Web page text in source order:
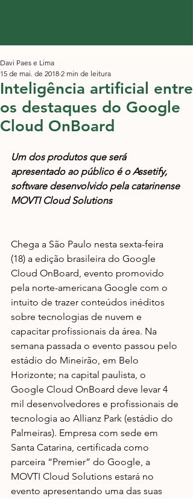
Inteligência artificial entre
os destaques do Google
Cloud OnBoard
Davi Paes e Lima
15 de mai. de 2018 2 min de leitura
Um dos produtos que será
apresentado ao público é o Assetify,
software desenvolvido pela catarinense
MOVTI Cloud Solutions
Chega a São Paulo nesta sexta-feira
(18) a edição brasileira do Google
Cloud OnBoard, evento promovido
pela norte-americana Google com o
intuito de trazer conteúdos inéditos
sobre tecnologias de nuvem e
capacitar profissionais da área. Na
semana passada o evento passou pelo
estádio do Mineirão, em Belo
Horizonte; na capital paulista, o
Google Cloud OnBoard deve levar 4
mil desenvolvedores e profissionais de
tecnologia ao Allianz Park (estádio do
Palmeiras). Empresa com sede em
Santa Catarina, certificada como
parceira “Premier” do Google, a
MOVTI Cloud Solutions estará no
evento apresentando uma das suas